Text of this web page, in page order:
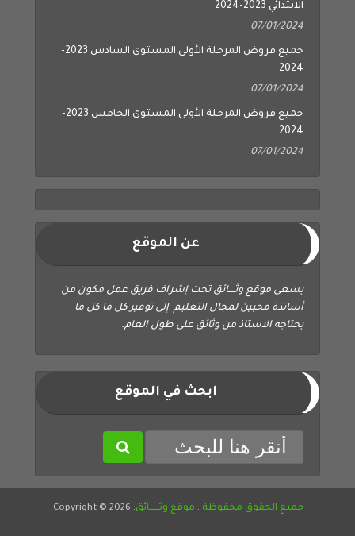
الابتدائي 2023-2024
07/01/2024
جميع فروض المرحلة الأولى المستوى السادس 2023-
2024
07/01/2024
جميع فروض المرحلة الأولى المستوى الخامس 2023-
2024
07/01/2024
عن الموقع
يسعى موقع وثــــائق تحت إشراف فريق عمل مكون من
أساتذة محبين لمجال التعليم إلى توفير كل ما كل ما
يحتاجه الاستاذ من وثائق على طول العام.
ابحث في الموقع
جميع الحقوق محفوظة . موقع وثــــــائق. Copyright © 2026.